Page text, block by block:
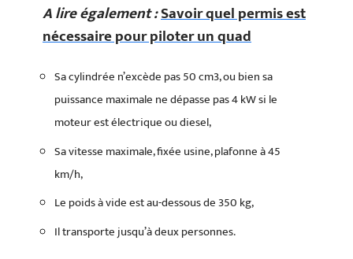
A lire également :Savoir quel permis est
nécessaire pour piloter un quad
Sa cylindrée n’excède pas 50 cm3, ou bien sa
puissance maximale ne dépasse pas 4 kW si le
moteur est électrique ou diesel,
Sa vitesse maximale, fixée usine, plafonne à 45
km/h,
Le poids à vide est au-dessous de 350 kg,
Il transporte jusqu’à deux personnes.